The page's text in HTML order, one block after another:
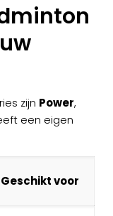
zijn Power,
een eigen
Geschikt voor